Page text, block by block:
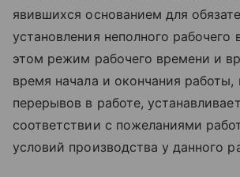
явившихся основанием для
установления неполного рабочего
этом режим рабочего времени и
время начала и окончания работы,
перерывов в работе,
соответствии с пожеланиями
условий производства у данного